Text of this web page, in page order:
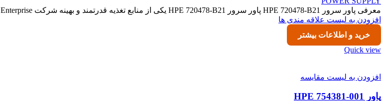
معرفی پاور سرور HPE 720478-B21 پاور سرور HPE 720478-B21 یکی از منابع تغذیه قدرتمند و بهینه شرکت Hewlett Packard Enterprise
افزودن به لیست علاقه مندی ها
خرید و اطلاعات بیشتر
Quick view
افزودن به لیست مقایسه
پاور HPE 754381-001